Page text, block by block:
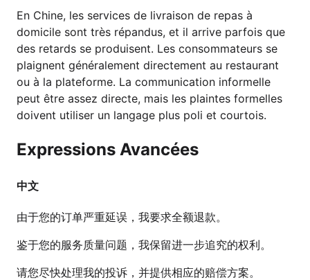
En Chine, les services de livraison de repas à
domicile sont très répandus, et il arrive parfois que
des retards se produisent. Les consommateurs se
plaignent généralement directement au restaurant
ou à la plateforme. La communication informelle
peut être assez directe, mais les plaintes formelles
doivent utiliser un langage plus poli et courtois.
Expressions Avancées
中文
由于您的订单严重延误，我要求全额退款。
鉴于您的服务质量问题，我保留进一步追究的权利。
请您尽快处理我的投诉，并提供相应的赔偿方案。